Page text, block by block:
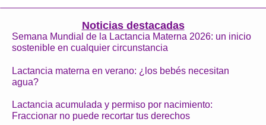
Noticias destacadas
Semana Mundial de la Lactancia Materna 2026: un inicio
sostenible en cualquier circunstancia
Lactancia materna en verano: ¿los bebés necesitan
agua?
Lactancia acumulada y permiso por nacimiento:
Fraccionar no puede recortar tus derechos